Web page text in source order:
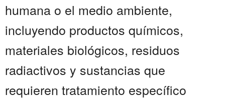
humana o el medio ambiente,
incluyendo productos químicos,
materiales biológicos, residuos
radiactivos y sustancias que
requieren tratamiento específico